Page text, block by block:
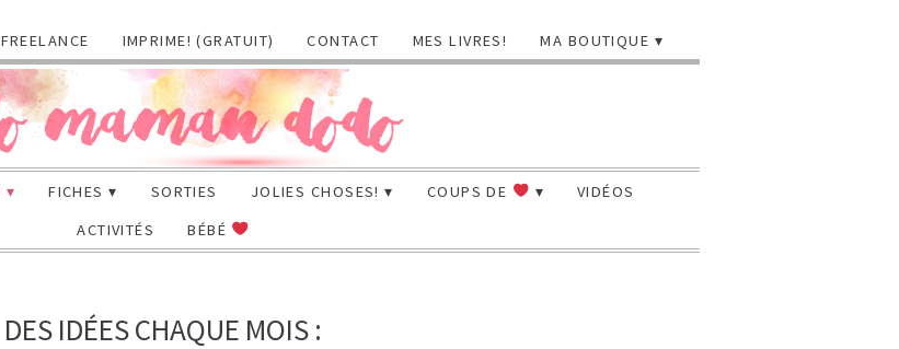
FREELANCE IMPRIME! (GRATUIT) CONTACT MES LIVRES! MA BOUTIQUE
FICHES SORTIES JOLIES CHOSES! COUPS DE
VIDÉOS
ACTIVITÉS
BÉBÉ
DES IDÉES CHAQUE MOIS :